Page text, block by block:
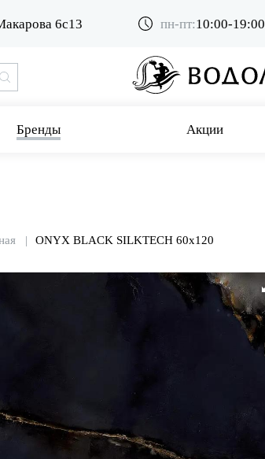
6с13 пн-пт:10:00-19:00
Бренды Акции
ONYX BLACK SILKTECH 60x120